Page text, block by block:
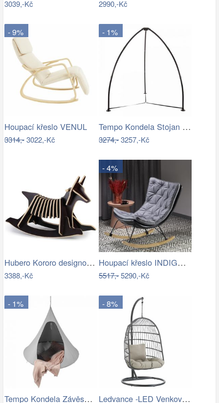
3039,-Kč 2990,-Kč
- 9%
Houpací křeslo VENUL
3314,-3022,-Kč
- 1%
Tempo Kondela Stojan na závěsné křeslo…
3274,-3257,-Kč
Hubero Kororo designové houpací psi…
3388,-Kč
- 4%
Houpací křeslo INDIGO Halmar
5517,-5290,-Kč
- 1%
Tempo Kondela Závěsné houpací křeslo…
- 8%
Ledvance -LED Venkovní nástěnné…